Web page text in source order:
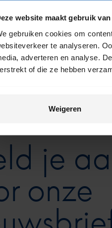
website maakt gebruik
gebruiken cookies om
te analyseren.
adverteren en analyse.
of die ze hebben
Weigeren
je
onze